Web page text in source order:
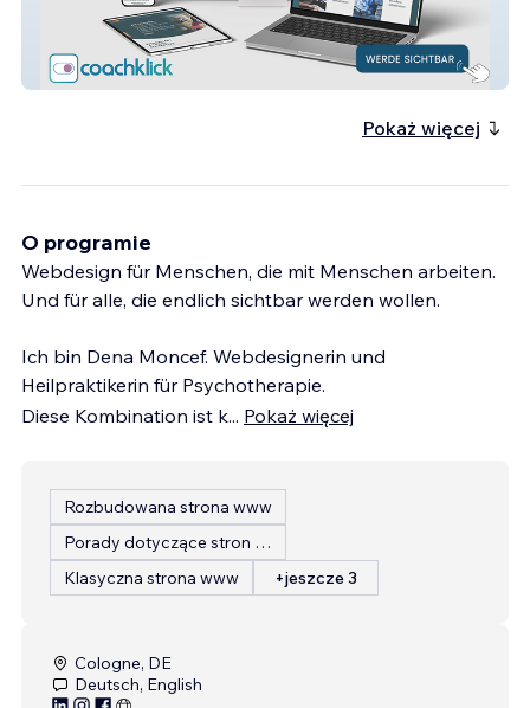
Ds4health
Pokaż więcej
O programie
Webdesign für Menschen, die mit Menschen arbeiten.
Und für alle, die endlich sichtbar werden wollen.
Ich bin Dena Moncef. Webdesignerin und
Heilpraktikerin für Psychotherapie.
Diese Kombination ist k... Pokaż więcej
Rozbudowana strona www
Porady dotyczące stron internetowych
Klasyczna strona www
+jeszcze 3
Cologne, DE
Deutsch, English